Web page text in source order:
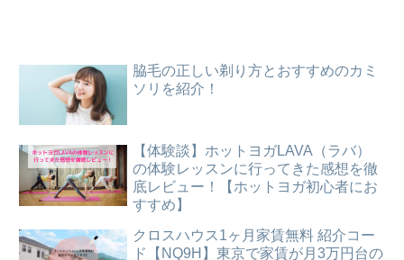
脇毛の正しい剃り方とおすすめのカミ
ソリを紹介！
【体験談】ホットヨガLAVA（ラバ）
の体験レッスンに行ってきた感想を徹
底レビュー！【ホットヨガ初心者にお
すすめ】
クロスハウス1ヶ月家賃無料 紹介コー
ド【NQ9H】東京で家賃が月3万円台の